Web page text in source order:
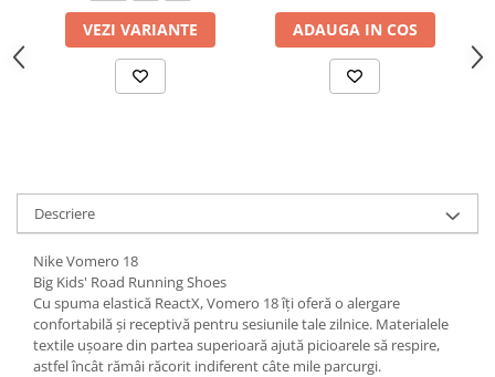
VEZI VARIANTE ADAUGA IN COS
Descriere
Nike Vomero 18
Big Kids' Road Running Shoes
Cu spuma elastică ReactX, Vomero 18 îți oferă o alergare
confortabilă și receptivă pentru sesiunile tale zilnice. Materialele
textile ușoare din partea superioară ajută picioarele să respire,
astfel încât rămâi răcorit indiferent câte mile parcurgi.